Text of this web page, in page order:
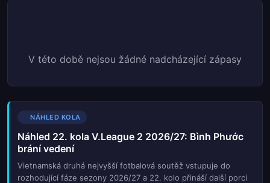
V této době nejsou žádné nadcházející zápasy
NÁHLED KOLA
Náhled 22. kola V.League 2 2026/27: Bình Phước
brání vedení
Vietnamská druhá nejvyšší fotbalová soutěž vstupuje do
rozhodující fáze sezony 2026/27 a 22. kolo přináší další porci